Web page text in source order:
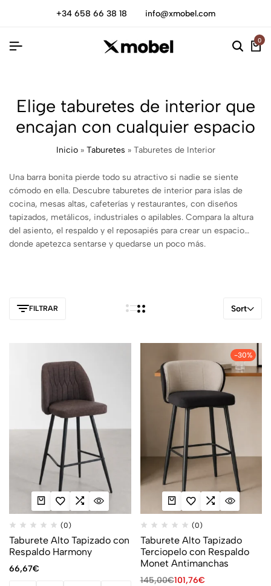
+34 658 66 38 18 info@xmobel.com
0
Elige taburetes de interior que
encajan con cualquier espacio
Inicio» Taburetes » Taburetes de Interior
Una barra bonita pierde todo su atractivo si nadie se siente
cómodo en ella. Descubre taburetes de interior para islas de
cocina, mesas altas, cafeterías y restaurantes, con diseños
tapizados, metálicos, industriales o apilables. Compara la altura
del asiento, el respaldo y el reposapiés para crear un espacio
donde apetezca sentarse y quedarse un poco más.
FILTRAR Sort
(0)
Taburete Alto Tapizado con
Respaldo Harmony
66,67€
-30%
(0)
Taburete Alto Tapizado
Terciopelo con Respaldo
Monet Antimanchas
145,00€101,76€